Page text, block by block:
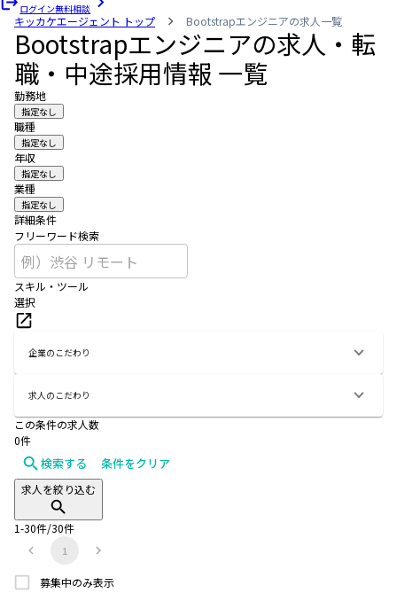
ログイン無料相談
キッカケエージェント トップ Bootstrapエンジニアの求人一覧
Bootstrapエンジニアの求人・転
職・中途採用情報 一覧
勤務地
指定なし
職種
指定なし
年収
指定なし
業種
指定なし
詳細条件
フリーワード検索
スキル・ツール
選択
企業のこだわり
求人のこだわり
この条件の求人数
0件
検索する 条件をクリア
求人を絞り込む
1-30件/30件
1
募集中のみ表示